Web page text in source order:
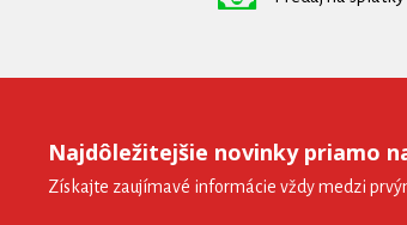
Najdôležitejšie novinky priamo
Získajte zaujímavé informácie vždy medzi